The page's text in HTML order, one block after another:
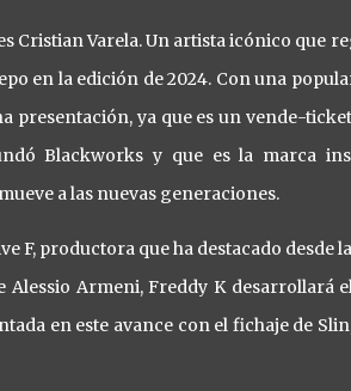
Cristian Varela. Un artista icónico que
en la edición de 2024. Con una
presentación, ya que es un vende-
Blackworks y que es la marca
a las nuevas generaciones.
F, productora que ha destacado desde
Armeni, Freddy K desarrollará
en este avance con el fichaje de